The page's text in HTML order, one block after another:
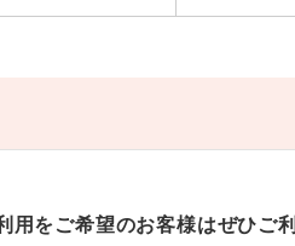
用をご希望のお客様はぜひご